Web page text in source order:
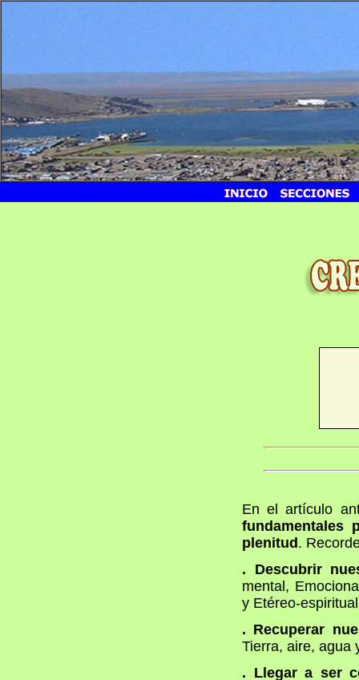
En el artículo
fundamentales
plenitud .
. Descubrir
mental,
y Etéreo-
. Recuperar
Tierra, aire, agua
. Llegar a ser